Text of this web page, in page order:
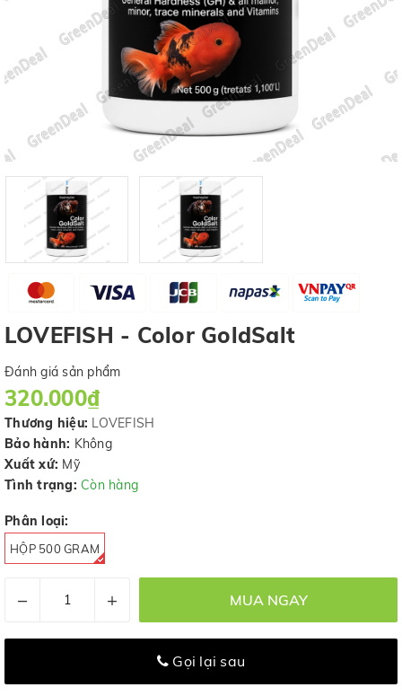
LOVEFISH - Color GoldSalt
Đánh giá sản phẩm
320.000₫
Thương hiệu: LOVEFISH
Bảo hành: Không
Xuất xứ: Mỹ
Tình trạng: Còn hàng
Phân loại:
HỘP 500 GRAM
– + MUA NGAY
Gọi lại sau